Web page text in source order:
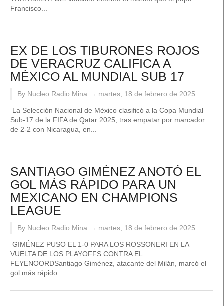
Francisco...
EX DE LOS TIBURONES ROJOS
DE VERACRUZ CALIFICA A
MÉXICO AL MUNDIAL SUB 17
By Nucleo Radio Mina → martes, 18 de febrero de 2025
La Selección Nacional de México clasificó a la Copa Mundial
Sub-17 de la FIFA de Qatar 2025, tras empatar por marcador
de 2-2 con Nicaragua, en...
SANTIAGO GIMÉNEZ ANOTÓ EL
GOL MÁS RÁPIDO PARA UN
MEXICANO EN CHAMPIONS
LEAGUE
By Nucleo Radio Mina → martes, 18 de febrero de 2025
GIMÉNEZ PUSO EL 1-0 PARA LOS ROSSONERI EN LA
VUELTA DE LOS PLAYOFFS CONTRA EL
FEYENOORDSantiago Giménez, atacante del Milán, marcó el
gol más rápido...